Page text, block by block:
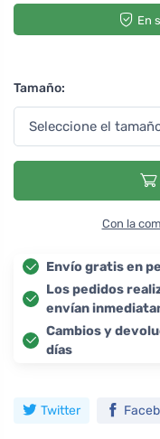
En
Tamaño:
Con la
Envío gratis en
Los pedidos
envían
Cambios y
días
Twitter